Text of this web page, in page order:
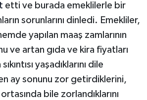
etti ve burada emeklilerle bir
sorunlarını dinledi. Emekliler,
yapılan maaş zamlarının
ve artan gıda ve kira fiyatları
yaşadıklarını dile
ay sonunu zor getirdiklerini,
bile zorlandıklarını